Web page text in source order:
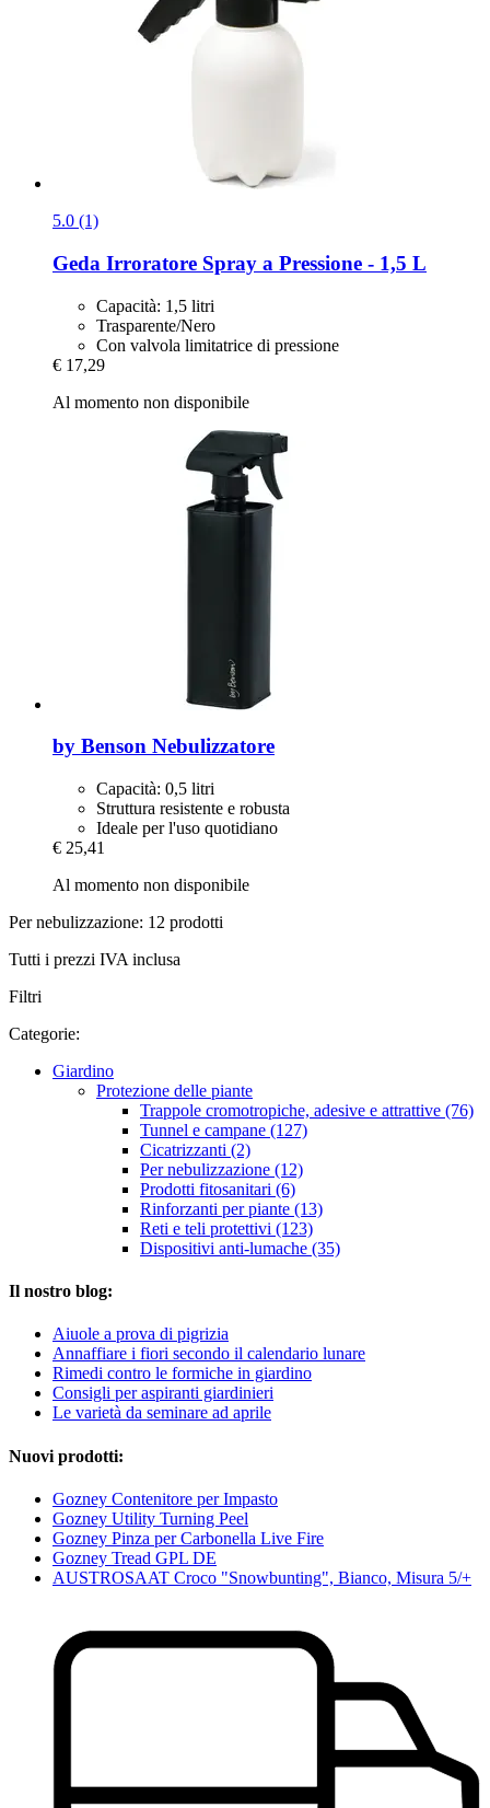
5.0 (1)
Geda Irroratore Spray a Pressione -​ 1,5 L
Capacità: 1,5 litri
Trasparente/Nero
Con valvola limitatrice di pressione
€ 17,29
Al momento non disponibile
by Benson Nebulizzatore
Capacità: 0,5 litri
Struttura resistente e robusta
Ideale per l'uso quotidiano
€ 25,41
Al momento non disponibile
Per nebulizzazione: 12 prodotti
Tutti i prezzi IVA inclusa
Filtri
Categorie:
Giardino
Protezione delle piante
Trappole cromotropiche, adesive e attrattive (76)
Tunnel e campane (127)
Cicatrizzanti (2)
Per nebulizzazione (12)
Prodotti fitosanitari (6)
Rinforzanti per piante (13)
Reti e teli protettivi (123)
Dispositivi anti-lumache (35)
Il nostro blog:
Aiuole a prova di pigrizia
Annaffiare i fiori secondo il calendario lunare
Rimedi contro le formiche in giardino
Consigli per aspiranti giardinieri
Le varietà da seminare ad aprile
Nuovi prodotti:
Gozney Contenitore per Impasto
Gozney Utility Turning Peel
Gozney Pinza per Carbonella Live Fire
Gozney Tread GPL DE
AUSTROSAAT Croco "Snowbunting", Bianco, Misura 5/+